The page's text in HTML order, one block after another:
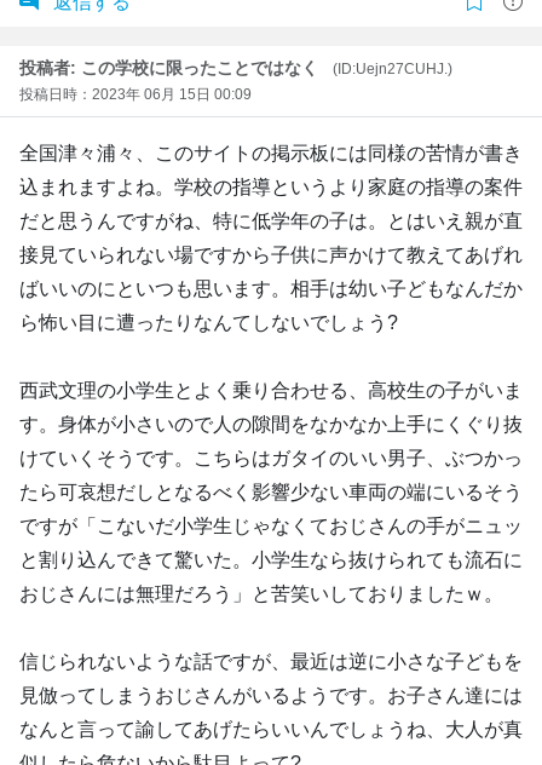
投稿者: この学校に限ったことではなく
(ID:Uejn27CUHJ.)
投稿日時：2023年 06月 15日 00:09
全国津々浦々、このサイトの掲示板には同様の苦情が書き
込まれますよね。学校の指導というより家庭の指導の案件
だと思うんですがね、特に低学年の子は。とはいえ親が直
接見ていられない場ですから子供に声かけて教えてあげれ
ばいいのにといつも思います。相手は幼い子どもなんだか
ら怖い目に遭ったりなんてしないでしょう?
西武文理の小学生とよく乗り合わせる、高校生の子がいま
す。身体が小さいので人の隙間をなかなか上手にくぐり抜
けていくそうです。こちらはガタイのいい男子、ぶつかっ
たら可哀想だしとなるべく影響少ない車両の端にいるそう
ですが「こないだ小学生じゃなくておじさんの手がニュッ
と割り込んできて驚いた。小学生なら抜けられても流石に
おじさんには無理だろう」と苦笑いしておりましたｗ。
信じられないような話ですが、最近は逆に小さな子どもを
見倣ってしまうおじさんがいるようです。お子さん達には
なんと言って諭してあげたらいいんでしょうね、大人が真